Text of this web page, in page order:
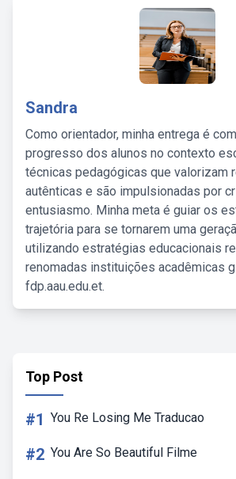
Sandra
Como orientador, minha entrega é
progresso dos alunos no contexto
técnicas pedagógicas que valorizam
autênticas e são impulsionadas por
entusiasmo. Minha meta é guiar os
trajetória para se tornarem uma
utilizando estratégias educacionais
renomadas instituições acadêmicas
fdp.aau.edu.et.
Top Post
#1 You Re Losing Me Traducao
#2 You Are So Beautiful Filme